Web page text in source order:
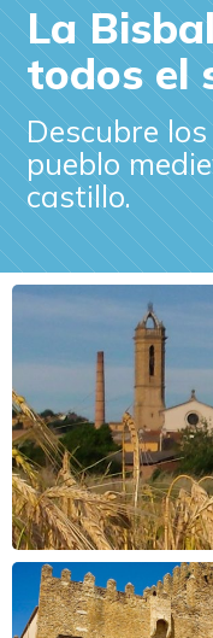
La
todos el
Descubre
pueblo
castillo.